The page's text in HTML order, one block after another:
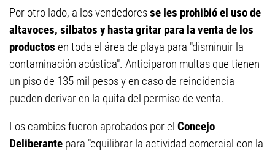
Por otro lado, a los vendedoresse les prohibió el uso de
altavoces, silbatos y hasta gritar para la venta de los
productos en toda el área de playa para "disminuir la
contaminación acústica". Anticiparon multas que tienen
un piso de 135 mil pesos y en caso de reincidencia
pueden derivar en la quita del permiso de venta.
Los cambios fueron aprobados por el Concejo
Deliberante para "equilibrar la actividad comercial con la